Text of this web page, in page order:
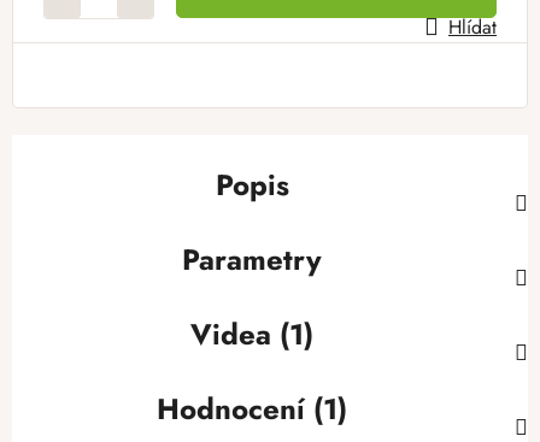
Hlídat
Popis
Parametry
Videa (1)
Hodnocení (1)